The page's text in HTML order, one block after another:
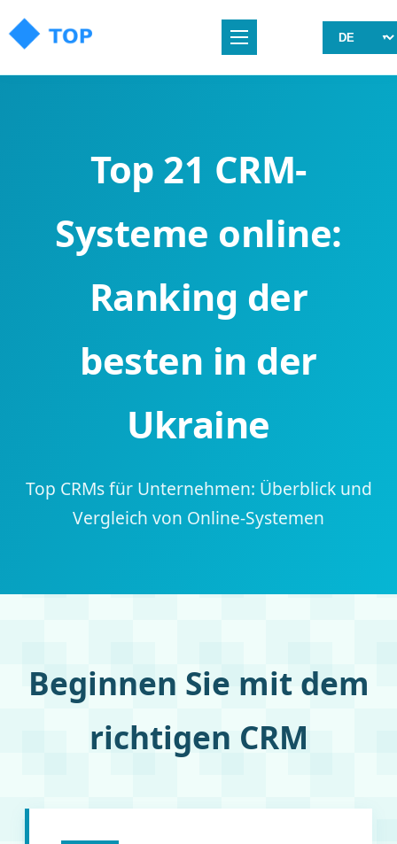
Top 21 CRM-
Systeme online:
Ranking der
besten in der
Ukraine
Top CRMs für Unternehmen: Überblick und
Vergleich von Online-Systemen
Beginnen Sie mit dem
richtigen CRM